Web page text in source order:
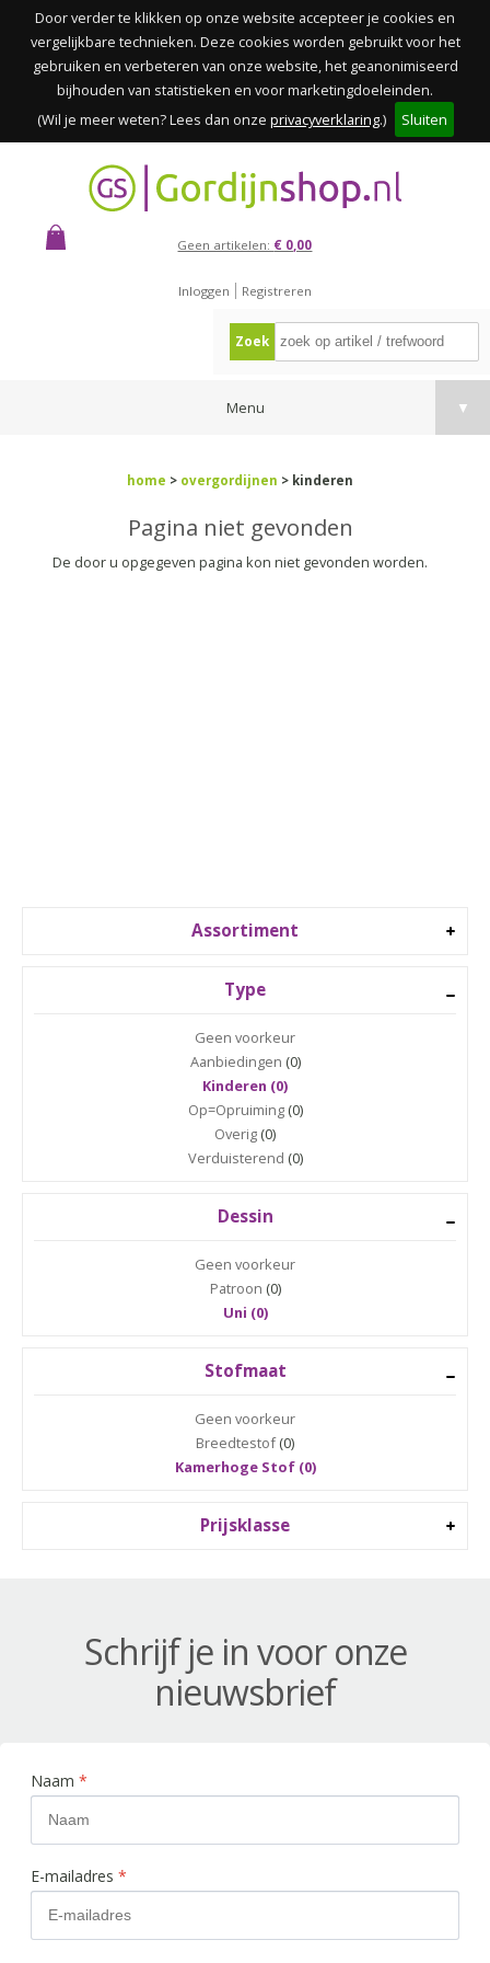
Door verder te klikken op onze website accepteer je cookies en
vergelijkbare technieken. Deze cookies worden gebruikt voor het
gebruiken en verbeteren van onze website, het geanonimiseerd
bijhouden van statistieken en voor marketingdoeleinden.
(Wil je meer weten? Lees dan onze privacyverklaring.) Sluiten
Geen artikelen: € 0,00
Inloggen Registreren
Zoek
Menu ▼
Assortiment
Type
Geen voorkeur
Aanbiedingen (0)
Kinderen (0)
Op=Opruiming(0)
Overig (0)
Verduisterend (0)
Dessin
Geen voorkeur
Patroon (0)
Uni (0)
Stofmaat
Geen voorkeur
Breedtestof(0)
Kamerhoge Stof (0)
Prijsklasse
home > overgordijnen > kinderen
Pagina niet gevonden
De door u opgegeven pagina kon niet gevonden worden.
Schrijf je in voor onze
nieuwsbrief
Naam *
E-mailadres *